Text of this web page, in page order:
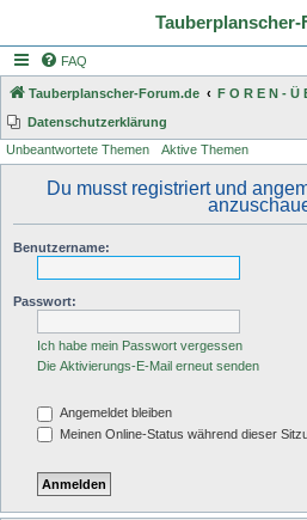
Tauberplanscher-
FAQ
Tauberplanscher-Forum.de
F O R E N - Ü
Datenschutzerklärung
Unbeantwortete Themen Aktive Themen
Du musst registriert und
Benutzername:
Passwort:
Ich habe mein Passwort vergessen
Die Aktivierungs-E-Mail erneut senden
Angemeldet bleiben
Meinen Online-Status während dieser